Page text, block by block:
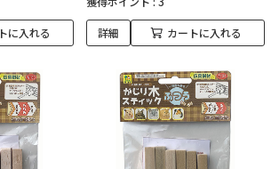
に入れる 詳細 カートに入れる